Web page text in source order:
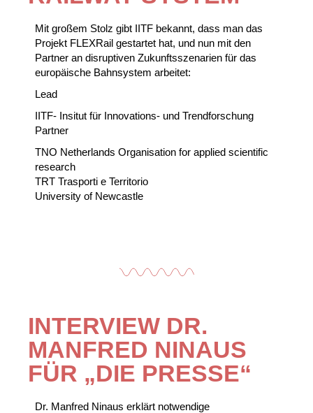
Mit großem Stolz gibt IITF bekannt, dass man das
Projekt FLEXRail gestartet hat, und nun mit den
Partner an disruptiven Zukunftsszenarien für das
europäische Bahnsystem arbeitet:
Lead
IITF- Insitut für Innovations- und Trendforschung
Partner
TNO Netherlands Organisation for applied scientific
research
TRT Trasporti e Territorio
University of Newcastle
INTERVIEW DR.
MANFRED NINAUS
FÜR „DIE PRESSE“
Dr. Manfred Ninaus erklärt notwendige